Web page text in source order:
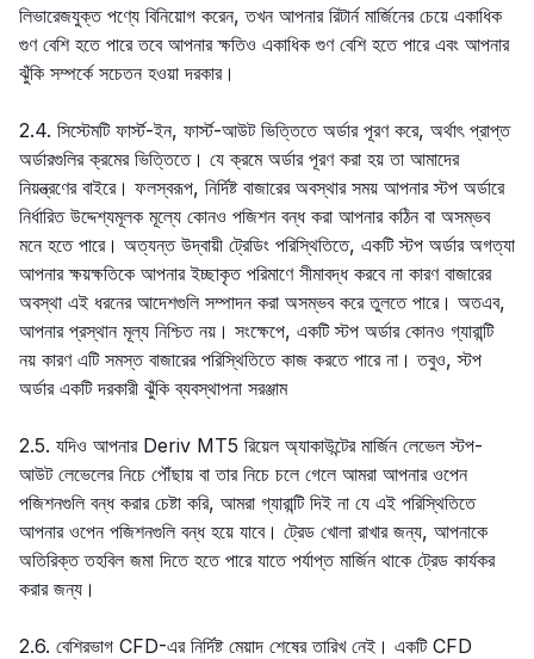
লিভারেজযুক্ত পণ্যে বিনিয়োগ করেন, তখন আপনার রিটার্ন মার্জিনের চেয়ে একাধিক
গুণ বেশি হতে পারে তবে আপনার ক্ষতিও একাধিক গুণ বেশি হতে পারে এবং আপনার
ঝুঁকি সম্পর্কে সচেতন হওয়া দরকার।
2.4. সিস্টেমটি ফার্স্ট-ইন, ফার্স্ট-আউট ভিত্তিতে অর্ডার পূরণ করে, অর্থাৎ প্রাপ্ত
অর্ডারগুলির ক্রমের ভিত্তিতে। যে ক্রমে অর্ডার পূরণ করা হয় তা আমাদের
নিয়ন্ত্রণের বাইরে। ফলস্বরূপ, নির্দিষ্ট বাজারের অবস্থার সময় আপনার স্টপ অর্ডারে
নির্ধারিত উদ্দেশ্যমূলক মূল্যে কোনও পজিশন বন্ধ করা আপনার কঠিন বা অসম্ভব
মনে হতে পারে। অত্যন্ত উদ্বায়ী ট্রেডিং পরিস্থিতিতে, একটি স্টপ অর্ডার অগত্যা
আপনার ক্ষয়ক্ষতিকে আপনার ইচ্ছাকৃত পরিমাণে সীমাবদ্ধ করবে না কারণ বাজারের
অবস্থা এই ধরনের আদেশগুলি সম্পাদন করা অসম্ভব করে তুলতে পারে। অতএব,
আপনার প্রস্থান মূল্য নিশ্চিত নয়। সংক্ষেপে, একটি স্টপ অর্ডার কোনও গ্যারান্টি
নয় কারণ এটি সমস্ত বাজারের পরিস্থিতিতে কাজ করতে পারে না। তবুও, স্টপ
অর্ডার একটি দরকারী ঝুঁকি ব্যবস্থাপনা সরঞ্জাম
2.5. যদিও আপনার Deriv MT5 রিয়েল অ্যাকাউন্টের মার্জিন লেভেল স্টপ-
আউট লেভেলের নিচে পৌঁছায় বা তার নিচে চলে গেলে আমরা আপনার ওপেন
পজিশনগুলি বন্ধ করার চেষ্টা করি, আমরা গ্যারান্টি দিই না যে এই পরিস্থিতিতে
আপনার ওপেন পজিশনগুলি বন্ধ হয়ে যাবে। ট্রেড খোলা রাখার জন্য, আপনাকে
অতিরিক্ত তহবিল জমা দিতে হতে পারে যাতে পর্যাপ্ত মার্জিন থাকে ট্রেড কার্যকর
করার জন্য।
2.6. বেশিরভাগ CFD-এর নির্দিষ্ট মেয়াদ শেষের তারিখ নেই। একটি CFD